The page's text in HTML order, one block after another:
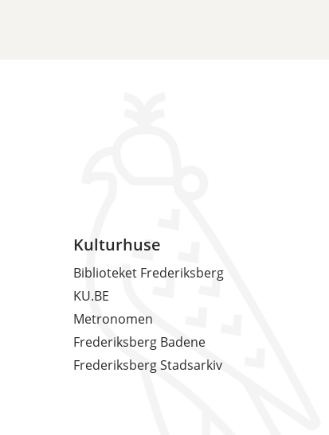
Kulturhuse
Biblioteket Frederiksberg
KU.BE
Metronomen
Frederiksberg Badene
Frederiksberg Stadsarkiv